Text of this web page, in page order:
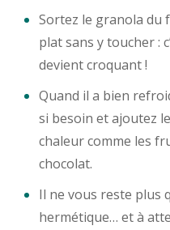
Sortez le granola du
plat sans y toucher :
devient croquant !
Quand il a bien
si besoin et ajoutez
chaleur comme les
chocolat.
Il ne vous reste plus
hermétique… et à